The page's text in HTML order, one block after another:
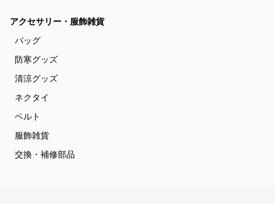
アクセサリー・服飾雑貨
バッグ
防寒グッズ
清涼グッズ
ネクタイ
ベルト
服飾雑貨
交換・補修部品